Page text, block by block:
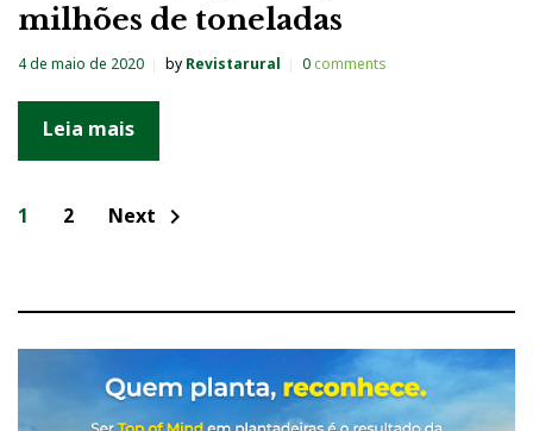
milhões de toneladas
4 de maio de 2020 by Revistarural 0comments
Leia mais
N
e
1 2 Next chevron_right